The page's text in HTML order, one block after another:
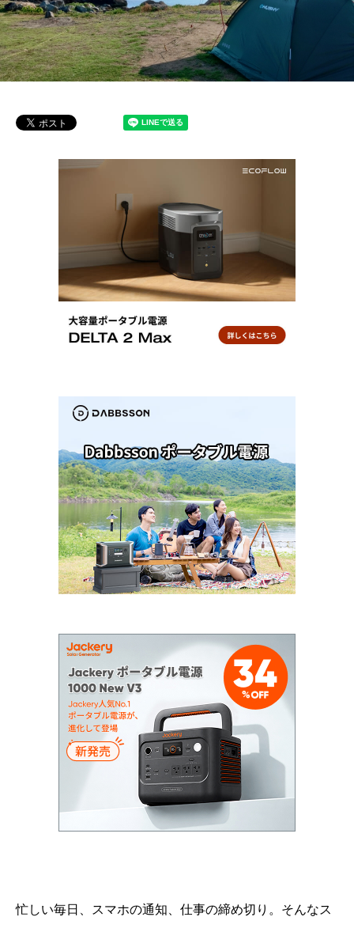
忙しい毎日、スマホの通知、仕事の締め切り。そんなス